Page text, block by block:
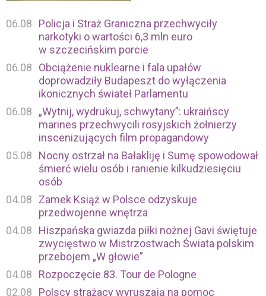
06.08
Policja i Straż Graniczna przechwyciły
narkotyki o wartości 6,3 mln euro
w szczecińskim porcie
06.08
Obciążenie nuklearne i fala upałów
doprowadziły Budapeszt do wyłączenia
ikonicznych świateł Parlamentu
06.08
„Wytnij, wydrukuj, schwytany”: ukraińscy
marines przechwycili rosyjskich żołnierzy
inscenizujących film propagandowy
05.08
Nocny ostrzał na Bałakliję i Sumę spowodował
śmierć wielu osób i ranienie kilkudziesięciu
osób
04.08
Zamek Książ w Polsce odzyskuje
przedwojenne wnętrza
04.08
Hiszpańska gwiazda piłki nożnej Gavi świętuje
zwycięstwo w Mistrzostwach Świata polskim
przebojem „W głowie”
04.08
Rozpoczęcie 83. Tour de Pologne
02.08
Polscy strażacy wyruszają na pomoc